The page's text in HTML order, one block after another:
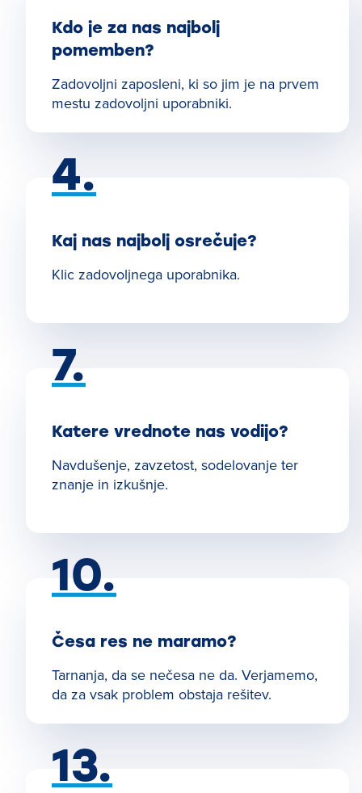
Kdo je za nas najbolj
pomemben?
Zadovoljni zaposleni, ki so jim je na prvem
mestu zadovoljni uporabniki.
4.
Kaj nas najbolj osrečuje?
Klic zadovoljnega uporabnika.
7.
Katere vrednote nas vodijo?
Navdušenje, zavzetost, sodelovanje ter
znanje in izkušnje.
10.
Česa res ne maramo?
Tarnanja, da se nečesa ne da. Verjamemo,
da za vsak problem obstaja rešitev.
13.